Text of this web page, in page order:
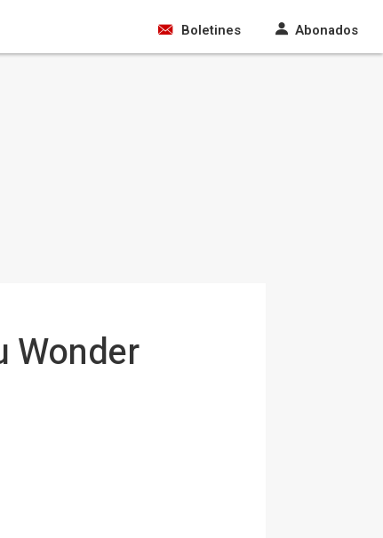
Boletines Abonados
Wonder